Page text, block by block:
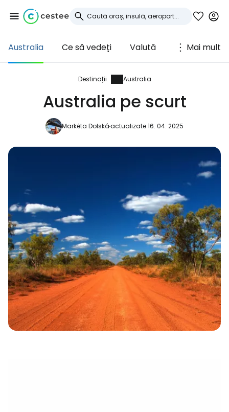
Australia Ce să vedeți Valută Mai mult
Destinații Australia
Australia pe scurt
Markéta Dolskáactualizate 16. 04. 2025
Conectați-vă la
Cestee
... comunitatea mondială a călătorilor
Continuați cu e-mailul